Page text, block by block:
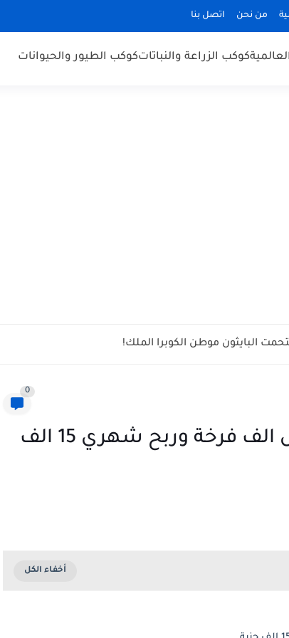
من نحن اتصل بنا
كوكب الزراعة والنباتاتكوكب الطيور والحيوانات
البايثون موطن الكوبرا الملك!
0
دراسة جدوى لمشروع دجاج بياض الف فرخة وربح شهري 15 الف